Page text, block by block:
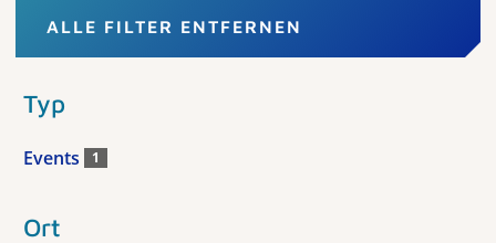
ALLE FILTER ENTFERNEN
Typ
Events 1
Ort